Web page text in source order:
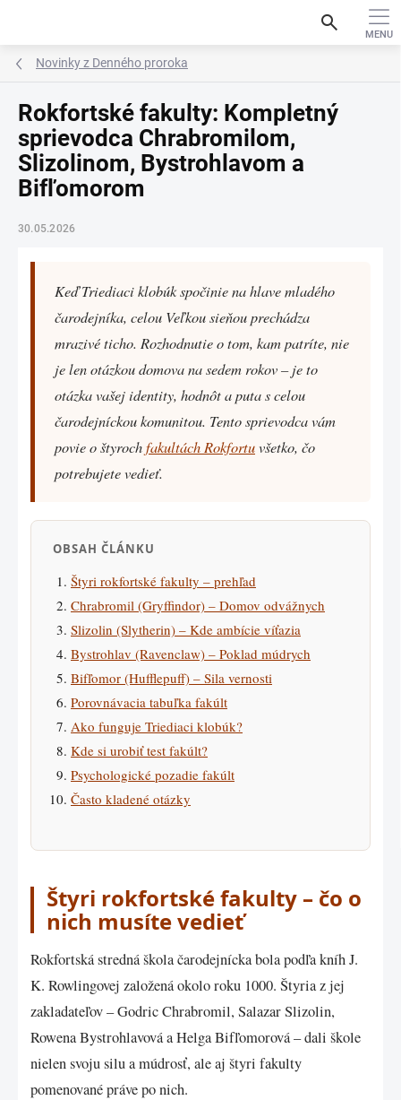
search
Novinky z Denného proroka
Rokfortské fakulty: Kompletný
sprievodca Chrabromilom,
Slizolinom, Bystrohlavom a
Bifľomorom
30.05.2026
Keď Triediaci klobúk spočinie na hlave mladého
čarodejníka, celou Veľkou sieňou prechádza
mrazivé ticho. Rozhodnutie o tom, kam patríte, nie
je len otázkou domova na sedem rokov – je to
otázka vašej identity, hodnôt a puta s celou
čarodejníckou komunitou. Tento sprievodca vám
povie o štyrochfakultách Rokfortuvšetko, čo
potrebujete vedieť.
OBSAH ČLÁNKU
Štyri rokfortské fakulty – prehľad
Chrabromil (Gryffindor) – Domov odvážnych
Slizolin (Slytherin) – Kde ambície víťazia
Bystrohlav (Ravenclaw) – Poklad múdrych
Bifľomor (Hufflepuff) – Sila vernosti
Porovnávacia tabuľka fakúlt
Ako funguje Triediaci klobúk?
Kde si urobiť test fakúlt?
Psychologické pozadie fakúlt
Často kladené otázky
Štyri rokfortské fakulty – čo o
nich musíte vedieť
Rokfortská stredná škola čarodejnícka bola podľa kníh J.
K. Rowlingovej založená okolo roku 1000. Štyria z jej
zakladateľov – Godric Chrabromil, Salazar Slizolin,
Rowena Bystrohlavová a Helga Bifľomorová – dali škole
nielen svoju silu a múdrosť, ale aj štyri fakulty
pomenované práve po nich.